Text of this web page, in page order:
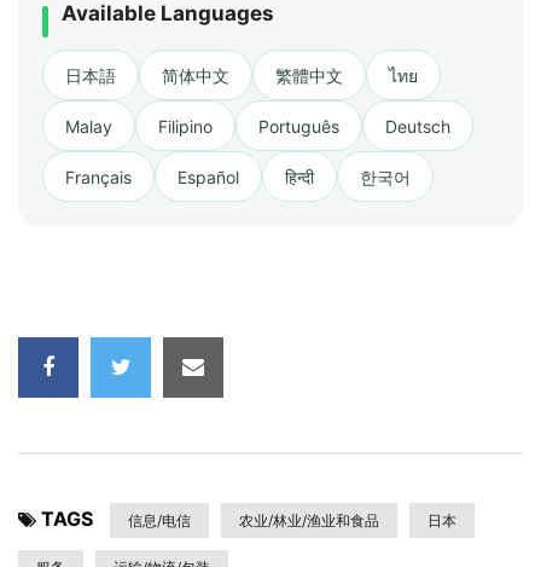
Available Languages
日本語 简体中文 繁體中文 ไทย
Malay Filipino Português Deutsch
Français Español हिन्दी 한국어
TAGS 信息/电信 农业/林业/渔业和食品 日本